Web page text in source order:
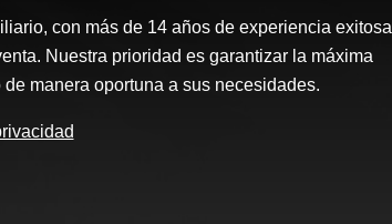
con más de 14 años de experiencia exitosa
Nuestra prioridad es garantizar la máxima
manera oportuna a sus necesidades.